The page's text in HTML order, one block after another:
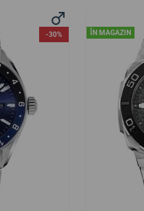
-30% ÎN MAGAZIN